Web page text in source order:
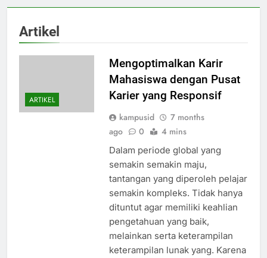
Artikel
ARTIKEL
Mengoptimalkan Karir
Mahasiswa dengan Pusat
Karier yang Responsif
kampusid
7 months
ago
0 4 mins
Dalam periode global yang
semakin semakin maju,
tantangan yang diperoleh pelajar
semakin kompleks. Tidak hanya
dituntut agar memiliki keahlian
pengetahuan yang baik,
melainkan serta keterampilan
keterampilan lunak yang. Karena